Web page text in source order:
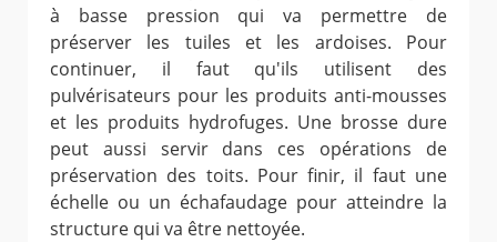
à basse pression qui va permettre de
préserver les tuiles et les ardoises. Pour
continuer, il faut qu'ils utilisent des
pulvérisateurs pour les produits anti-mousses
et les produits hydrofuges. Une brosse dure
peut aussi servir dans ces opérations de
préservation des toits. Pour finir, il faut une
échelle ou un échafaudage pour atteindre la
structure qui va être nettoyée.